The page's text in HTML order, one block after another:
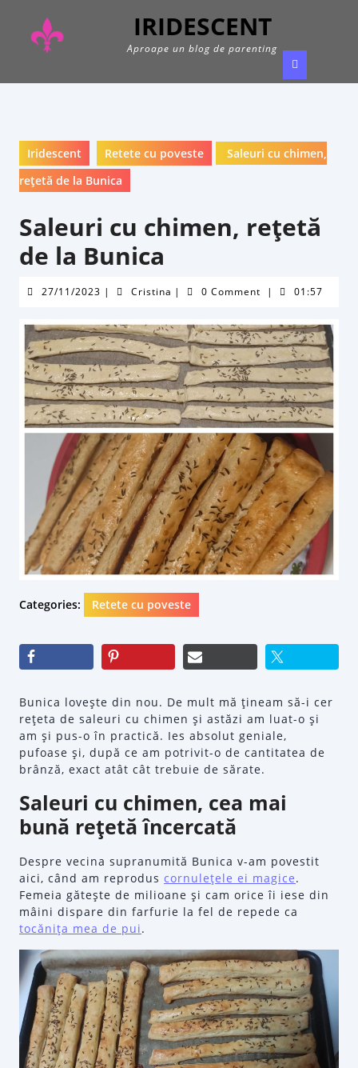
content
IRIDESCENT
Aproape un blog de parenting
Iridescent Retete cu poveste
Saleuri cu chimen,
reţetă de la Bunica
Saleuri cu chimen, reţetă
de la Bunica
27/11/2023 27/11/2023
| Cristina Cristina
| 0 Comment | 01:57
Categories: Retete cu poveste
Bunica loveşte din nou. De mult mă ţineam să-i cer
reţeta de saleuri cu chimen şi astăzi am luat-o şi
am şi pus-o în practică. Ies absolut geniale,
pufoase şi, după ce am potrivit-o de cantitatea de
brânză, exact atât cât trebuie de sărate.
Saleuri cu chimen, cea mai
bună reţetă încercată
Despre vecina supranumită Bunica v-am povestit
aici, când am reprodus cornuleţele ei magice.
Femeia găteşte de milioane şi cam orice îi iese din
mâini dispare din farfurie la fel de repede ca
tocăniţa mea de pui.